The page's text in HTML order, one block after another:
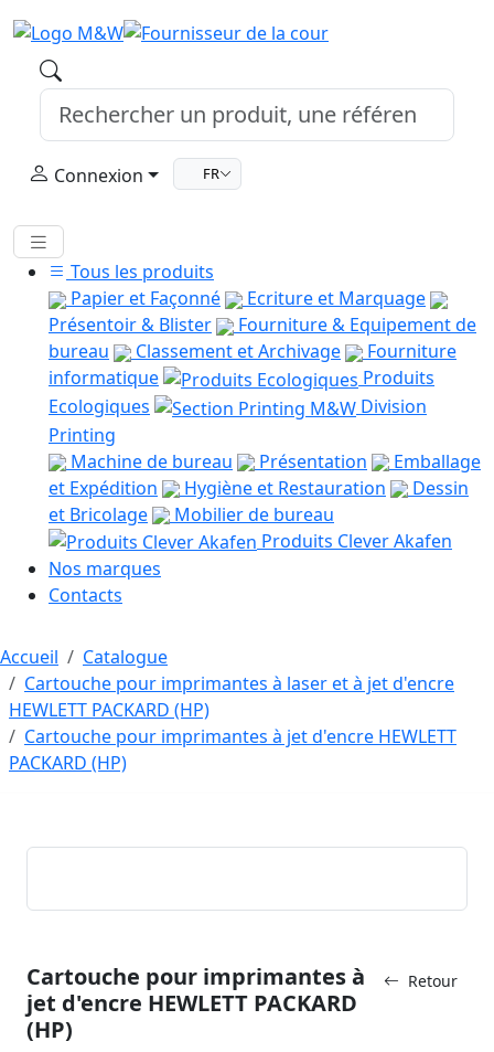
Connexion FR
Tous les produits
Papier et Façonné
Ecriture et Marquage
Présentoir & Blister
Fourniture & Equipement de
bureau
Classement et Archivage
Fourniture
informatique
Produits
Ecologiques
Division
Printing
Machine de bureau
Présentation
Emballage
et Expédition
Hygiène et Restauration
Dessin
et Bricolage
Mobilier de bureau
Produits Clever Akafen
Nos marques
Contacts
Accueil
Catalogue
Cartouche pour imprimantes à laser et à jet d'encre
HEWLETT PACKARD (HP)
Cartouche pour imprimantes à jet d'encre HEWLETT
PACKARD (HP)
Retour
Cartouche pour imprimantes à
jet d'encre HEWLETT PACKARD
(HP)